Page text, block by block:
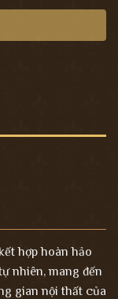
hợp hoàn hảo
nhiên, mang đến
gian nội thất của